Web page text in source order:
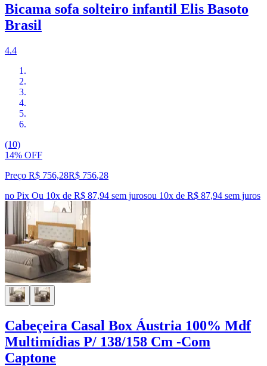
Bicama sofa solteiro infantil Elis Basoto
Brasil
4.4
(10)
14% OFF
Preço R$ 756,28R$ 756,28
no Pix Ou 10x de R$ 87,94 sem jurosou 10x de R$ 87,94 sem juros
Cabeçeira Casal Box Áustria 100% Mdf
Multimídias P/ 138/158 Cm -Com
Captone